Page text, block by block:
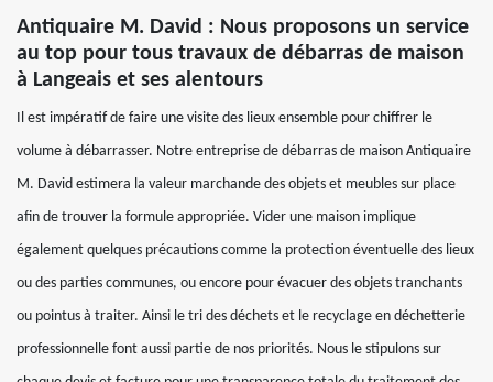
Antiquaire M. David : Nous proposons un service
au top pour tous travaux de débarras de maison
à Langeais et ses alentours
Il est impératif de faire une visite des lieux ensemble pour chiffrer le
volume à débarrasser. Notre entreprise de débarras de maison Antiquaire
M. David estimera la valeur marchande des objets et meubles sur place
afin de trouver la formule appropriée. Vider une maison implique
également quelques précautions comme la protection éventuelle des lieux
ou des parties communes, ou encore pour évacuer des objets tranchants
ou pointus à traiter. Ainsi le tri des déchets et le recyclage en déchetterie
professionnelle font aussi partie de nos priorités. Nous le stipulons sur